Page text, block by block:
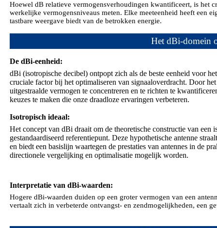
Hoewel dB relatieve vermogensverhoudingen kwantificeert, is het
werkelijke vermogensniveaus meten. Elke meeteenheid heeft een
tastbare weergave biedt van de betrokken energie.
Het dBi-domein
De dBi-eenheid:
dBi (isotropische decibel) ontpopt zich als de beste eenheid voor
cruciale factor bij het optimaliseren van signaaloverdracht. Door
uitgestraalde vermogen te concentreren en te richten te
keuzes te maken die onze draadloze ervaringen verbeteren.
Isotropisch ideaal:
Het concept van dBi draait om de theoretische constructie van een
gestandaardiseerd referentiepunt. Deze hypothetische antenne
en biedt een basislijn waartegen de prestaties van antennes in de
directionele vergelijking en optimalisatie mogelijk worden.
Interpretatie van dBi-waarden:
Hogere dBi-waarden duiden op een groter vermogen van een
vertaalt zich in verbeterde ontvangst- en zendmogelijkheden, een